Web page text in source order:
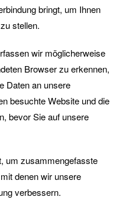
bringt, um Ihnen
stellen.
wir möglicherweise
Browser zu erkennen,
Daten an unsere
besuchte Website und die
bevor Sie auf unsere
um zusammengefasste
denen wir unsere
verbessern.